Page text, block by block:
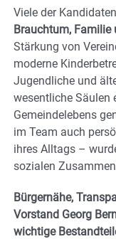
Viele der
Brauchtum, Familie
Stärkung von
moderne
Jugendliche und
wesentliche Säulen
Gemeindelebens
im Team auch
ihres Alltags –
sozialen
Bürgernähe,
Vorstand Georg
wichtige